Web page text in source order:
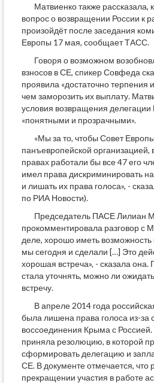
Матвиенко также рассказала,
вопрос о возвращении России к
произойдёт после заседания
Европы 17 мая, сообщает ТАСС.
Говоря о возможном
взносов в СЕ, спикер Совфеда
проявила «достаточно терпения
чем заморозить их выплату.
условия возвращения
«понятными и прозрачными».
«Мы за то, чтобы Совет
панъевропейской организацией,
правах работали бы все 47 его
имел права дискриминировать
и лишать их права голоса», -
по РИА Новости).
Председатель ПАСЕ Лилиан
прокомментировала разговор с
деле, хорошо иметь возможность
мы сегодня и сделали […] Это
хорошая встреча», - сказала она.
стала уточнять, можно ли
встречу.
В апреле 2014 года
была лишена права голоса из-за
воссоединения Крыма с
приняла резолюцию, в которой
сформировать делегацию и
СЕ. В документе отмечается,
прекращении участия в работе